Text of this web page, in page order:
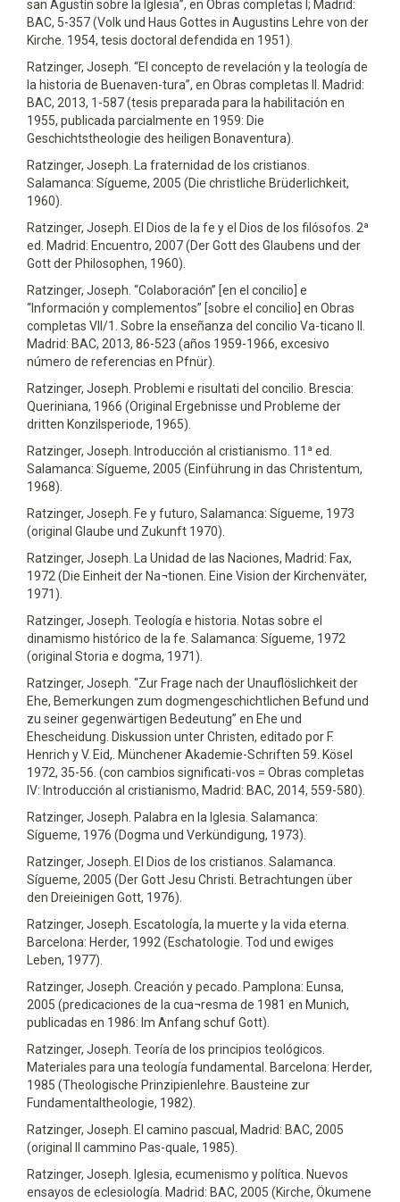
san Agustín sobre la Iglesia”, en Obras completas I; Madrid:
BAC, 5-357 (Volk und Haus Gottes in Augustins Lehre von der
Kirche. 1954, tesis doctoral defendida en 1951).
Ratzinger, Joseph. “El concepto de revelación y la teología de
la historia de Buenaven-tura”, en Obras completas II. Madrid:
BAC, 2013, 1-587 (tesis preparada para la habilitación en
1955, publicada parcialmente en 1959: Die
Geschichtstheologie des heiligen Bonaventura).
Ratzinger, Joseph. La fraternidad de los cristianos.
Salamanca: Sígueme, 2005 (Die christliche Brüderlichkeit,
1960).
Ratzinger, Joseph. El Dios de la fe y el Dios de los filósofos. 2ª
ed. Madrid: Encuentro, 2007 (Der Gott des Glaubens und der
Gott der Philosophen, 1960).
Ratzinger, Joseph. “Colaboración” [en el concilio] e
“Información y complementos” [sobre el concilio] en Obras
completas VII/1. Sobre la enseñanza del concilio Va-ticano II.
Madrid: BAC, 2013, 86-523 (años 1959-1966, excesivo
número de referencias en Pfnür).
Ratzinger, Joseph. Problemi e risultati del concilio. Brescia:
Queriniana, 1966 (Original Ergebnisse und Probleme der
dritten Konzilsperiode, 1965).
Ratzinger, Joseph. Introducción al cristianismo. 11ª ed.
Salamanca: Sígueme, 2005 (Einführung in das Christentum,
1968).
Ratzinger, Joseph. Fe y futuro, Salamanca: Sígueme, 1973
(original Glaube und Zukunft 1970).
Ratzinger, Joseph. La Unidad de las Naciones, Madrid: Fax,
1972 (Die Einheit der Na¬tionen. Eine Vision der Kirchenväter,
1971).
Ratzinger, Joseph. Teología e historia. Notas sobre el
dinamismo histórico de la fe. Salamanca: Sígueme, 1972
(original Storia e dogma, 1971).
Ratzinger, Joseph. “Zur Frage nach der Unauflöslichkeit der
Ehe, Bemerkungen zum dogmengeschichtlichen Befund und
zu seiner gegenwärtigen Bedeutung” en Ehe und
Ehescheidung. Diskussion unter Christen, editado por F.
Henrich y V. Eid,. Münchener Akademie-Schriften 59. Kösel
1972, 35-56. (con cambios significati-vos = Obras completas
IV: Introducción al cristianismo, Madrid: BAC, 2014, 559-580).
Ratzinger, Joseph. Palabra en la Iglesia. Salamanca:
Sígueme, 1976 (Dogma und Verkündigung, 1973).
Ratzinger, Joseph. El Dios de los cristianos. Salamanca.
Sígueme, 2005 (Der Gott Jesu Christi. Betrachtungen über
den Dreieinigen Gott, 1976).
Ratzinger, Joseph. Escatología, la muerte y la vida eterna.
Barcelona: Herder, 1992 (Eschatologie. Tod und ewiges
Leben, 1977).
Ratzinger, Joseph. Creación y pecado. Pamplona: Eunsa,
2005 (predicaciones de la cua¬resma de 1981 en Munich,
publicadas en 1986: Im Anfang schuf Gott).
Ratzinger, Joseph. Teoría de los principios teológicos.
Materiales para una teología fundamental. Barcelona: Herder,
1985 (Theologische Prinzipienlehre. Bausteine zur
Fundamentaltheologie, 1982).
Ratzinger, Joseph. El camino pascual, Madrid: BAC, 2005
(original Il cammino Pas-quale, 1985).
Ratzinger, Joseph. Iglesia, ecumenismo y política. Nuevos
ensayos de eclesiología. Madrid: BAC, 2005 (Kirche, Ökumene